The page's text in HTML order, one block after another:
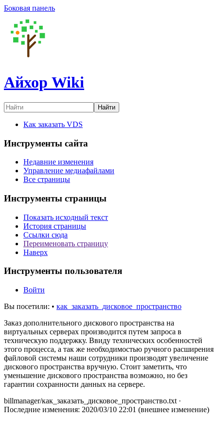
Боковая панель
Айхор Wiki
Найти
Как заказать VDS
Инструменты сайта
Недавние изменения
Управление медиафайлами
Все страницы
Инструменты страницы
Показать исходный текст
История страницы
Ссылки сюда
Переименовать страницу
Наверх
Инструменты пользователя
Войти
Вы посетили: • как_заказать_дисковое_пространство
Заказ дополнительного дискового пространства на
виртуальных серверах производится путем запроса в
техническую поддержку. Ввиду технических особенностей
этого процесса, а так же необходимостью ручного расширения
файловой системы наши сотрудники производят увеличение
дискового пространства вручную. Стоит заметить, что
уменьшение дискового пространства возможно, но без
гарантии сохранности данных на сервере.
billmanager/как_заказать_дисковое_пространство.txt ·
Последние изменения: 2020/03/10 22:01 (внешнее изменение)